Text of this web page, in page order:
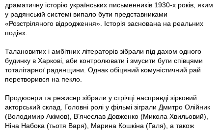
драматичну історію українських письменників 1930-х років, яким
у радянській системі випало бути представниками
«Розстріляного відродження». Історія заснована на реальних
подіях.
Талановитих і амбітних літераторів зібрали під дахом одного
будинку в Харкові, аби контролювати і змусити бути співцями
тоталітарної радянщини. Однак обіцяний комуністичний рай
перетворився на пекло.
Продюсери та режисер зібрали у стрічці насправді зірковий
акторський склад. Головні ролі у фільмі зіграли Дмитро Олійник
(Володимир Акімов), В’ячеслав Довженко (Микола Хвильовий),
Ніна Набока (тьотя Варя), Марина Кошкіна (Галя), а також